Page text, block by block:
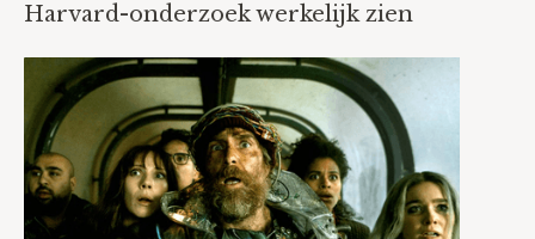
Harvard-onderzoek werkelijk zien